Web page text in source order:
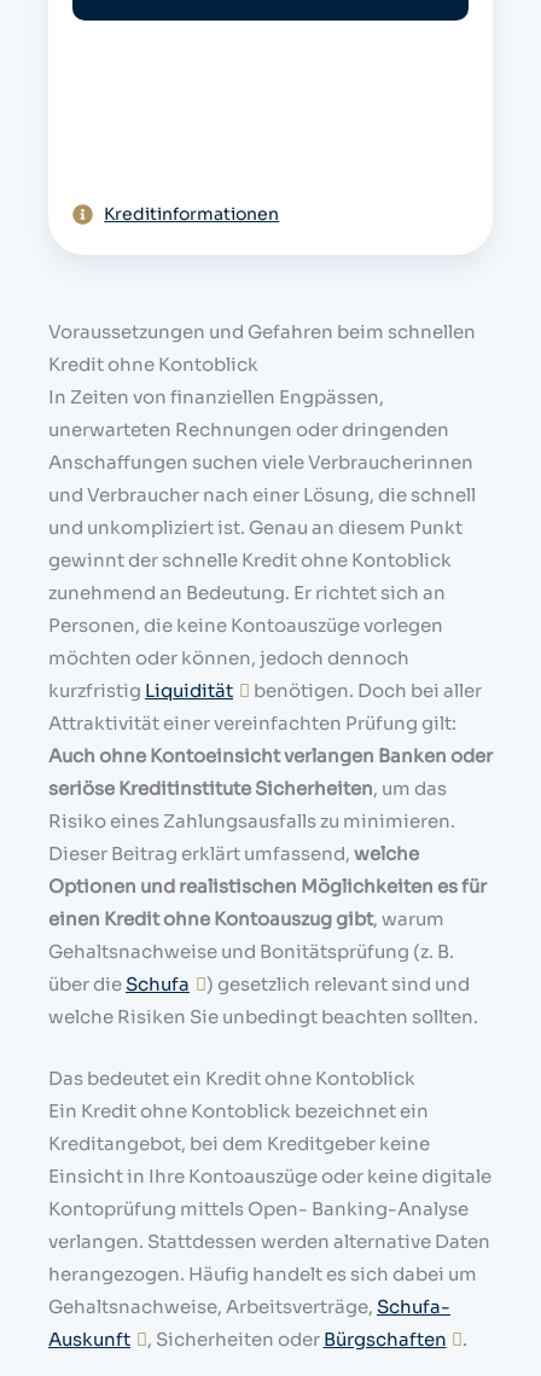
Kreditinformationen
Voraussetzungen und Gefahren beim schnellen
Kredit ohne Kontoblick
In Zeiten von finanziellen Engpässen,
unerwarteten Rechnungen oder dringenden
Anschaffungen suchen viele Verbraucherinnen
und Verbraucher nach einer Lösung, die schnell
und unkompliziert ist. Genau an diesem Punkt
gewinnt der schnelle Kredit ohne Kontoblick
zunehmend an Bedeutung. Er richtet sich an
Personen, die keine Kontoauszüge vorlegen
möchten oder können, jedoch dennoch
kurzfristig Liquidität
benötigen. Doch bei aller
Attraktivität einer vereinfachten Prüfung gilt:
Auch ohne Kontoeinsicht verlangen Banken oder
seriöse Kreditinstitute Sicherheiten, um das
Risiko eines Zahlungsausfalls zu minimieren.
Dieser Beitrag erklärt umfassend, welche
Optionen und realistischen Möglichkeiten es für
einen Kredit ohne Kontoauszug gibt, warum
Gehaltsnachweise und Bonitätsprüfung (z. B.
über die Schufa
) gesetzlich relevant sind und
welche Risiken Sie unbedingt beachten sollten.
Das bedeutet ein Kredit ohne Kontoblick
Ein Kredit ohne Kontoblick bezeichnet ein
Kreditangebot, bei dem Kreditgeber keine
Einsicht in Ihre Kontoauszüge oder keine digitale
Kontoprüfung mittels Open- Banking-Analyse
verlangen. Stattdessen werden alternative Daten
herangezogen. Häufig handelt es sich dabei um
Gehaltsnachweise, Arbeitsverträge, Schufa-
Auskunft
, Sicherheiten oder Bürgschaften .